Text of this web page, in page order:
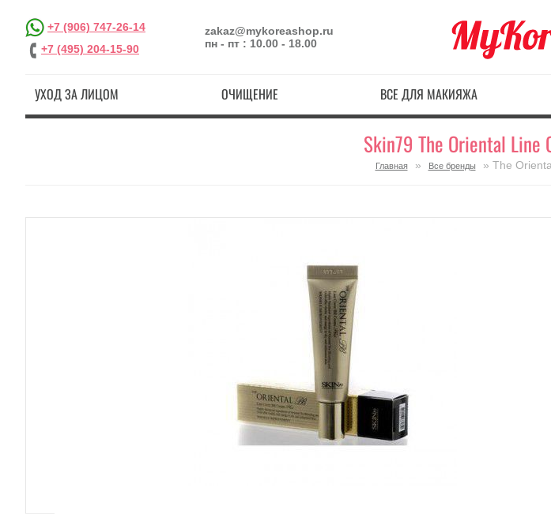
+7 (906) 747-26-14
+7 (495) 204-15-90
zakaz@mykoreashop.ru
пн - пт : 10.00 - 18.00
УХОД ЗА ЛИЦОМ ОЧИЩЕНИЕ ВСЕ ДЛЯ МАКИЯЖА
Skin79 The Oriental Line
Главная » Все бренды » The